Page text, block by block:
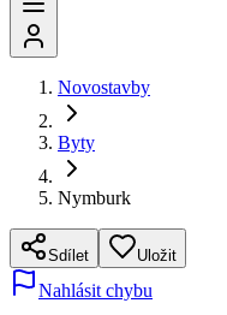
Novostavby
Byty
Nymburk
Sdílet Uložit
Nahlásit chybu